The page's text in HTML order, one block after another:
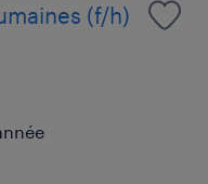
(f/h)